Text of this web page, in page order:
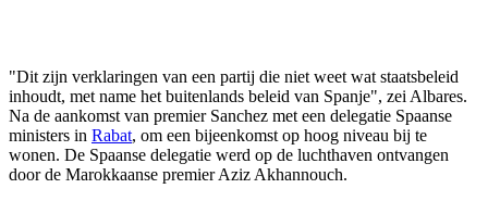
"Dit zijn verklaringen van een partij die niet weet wat staatsbeleid
inhoudt, met name het buitenlands beleid van Spanje", zei Albares.
Na de aankomst van premier Sanchez met een delegatie Spaanse
ministers in Rabat, om een bijeenkomst op hoog niveau bij te
wonen. De Spaanse delegatie werd op de luchthaven ontvangen
door de Marokkaanse premier Aziz Akhannouch.